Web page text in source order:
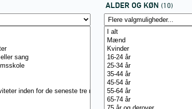
ALDER OG KØN (10)